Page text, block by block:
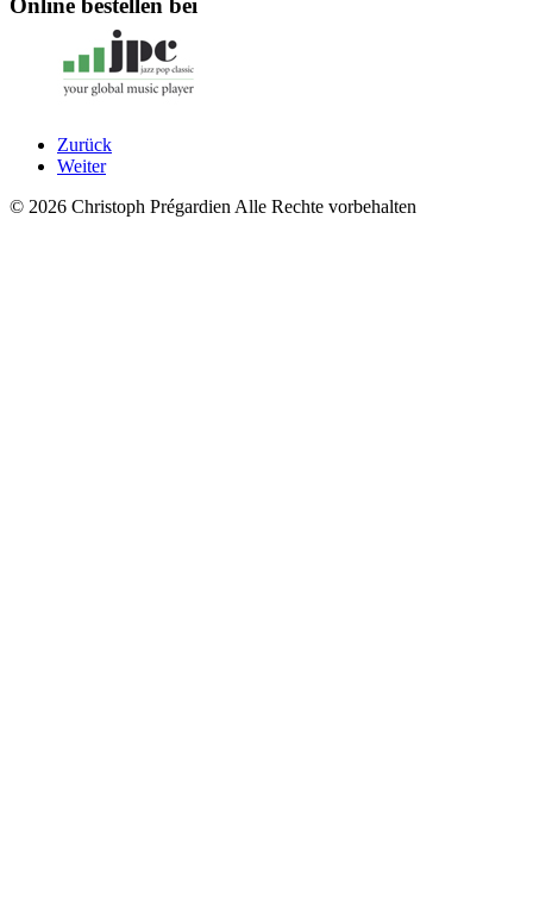
Zurück
Weiter
© 2026 Christoph Prégardien Alle Rechte vorbehalten